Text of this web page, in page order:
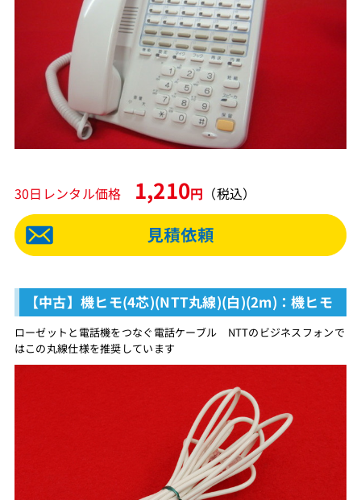
30日レンタル価格 1,210円 （税込）
【中古】機ヒモ(4芯)(NTT丸線)(白)(2m)：機ヒモ
ローゼットと電話機をつなぐ電話ケーブル NTTのビジネスフォンで
はこの丸線仕様を推奨しています